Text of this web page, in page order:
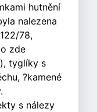
hutnění
nalezena
78,
zde
tyglíky s
?kamené
s nálezy